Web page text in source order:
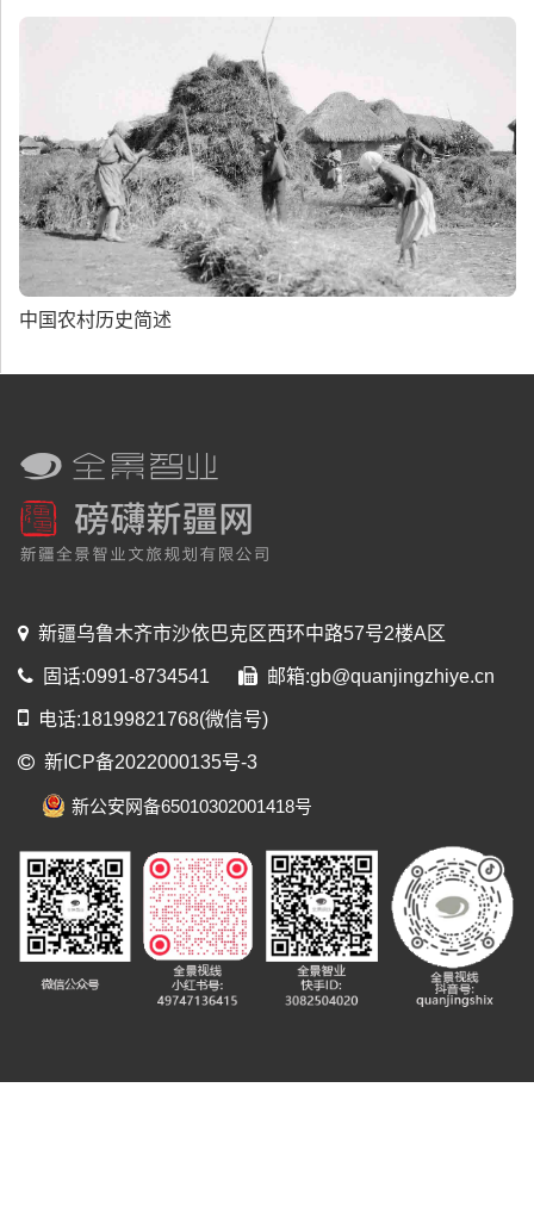
中国农村历史简述
新疆乌鲁木齐市沙依巴克区西环中路57号2楼A区
固话:0991-8734541 邮箱:gb@quanjingzhiye.cn
电话:18199821768(微信号)
新ICP备2022000135号-3
新公安网备65010302001418号